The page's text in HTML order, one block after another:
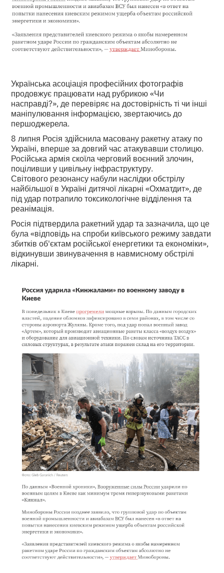
Українська асоціація професійних фотографів
продовжує працювати над рубрикою «Чи
насправді?», де перевіряє на достовірність ті чи інші
маніпулювання інформацією, звертаючись до
першоджерела.
8 липня Росія здійснила масовану ракетну атаку по
Україні, вперше за довгий час атакувавши столицю.
Російська армія скоїла черговий воєнний злочин,
поціливши у цивільну інфраструктуру.
Світового резонансу набули наслідки обстрілу
найбільшої в Україні дитячої лікарні «Охматдит», де
під удар потрапило токсикологічне відділення та
реанімація.
Росія підтвердила ракетний удар та зазначила, що це
була «відповідь на спроби київського режиму завдати
збитків об'єктам російської енергетики та економіки»,
відкинувши звинувачення в навмисному обстрілі
лікарні.